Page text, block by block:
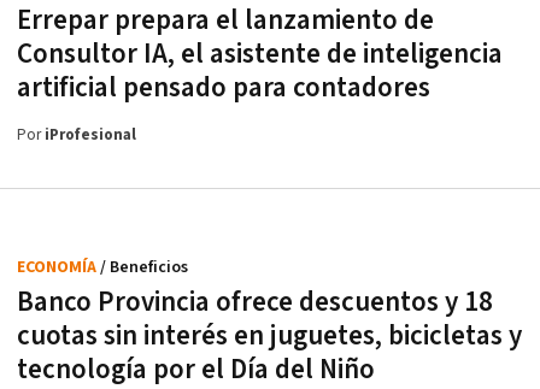
Errepar prepara el lanzamiento de
Consultor IA, el asistente de inteligencia
artificial pensado para contadores
PoriProfesional
Banco Provincia ofrece descuentos y 18
cuotas sin interés en juguetes, bicicletas y
tecnología por el Día del Niño
ECONOMÍA/ Beneficios